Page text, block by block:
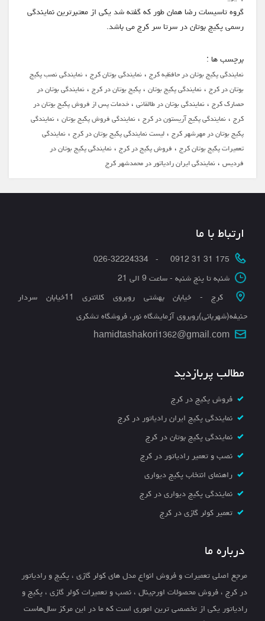
گروه تاسیسات رضا همان طور که گفته شد یکی از معتبرترین نمایندگی
رسمی پکیج بوتان در سرتا سر کرج می باشد.
برچسب ها :
نمایندگی پکیج بوتان در حافظیه کرج،نمایندگی بوتان کرج،نمایندگی نصب پکیج
بوتان در کرج،نمايندگي پكيج بوتان،پکیج بوتان در کرج،نمایندگی بوتان در
حصارک کرج،نمایندگی بوتان در طالقانی،خدمات پس از فروش پکیج بوتان در
کرج،نمایندگی پکیج آریستون در کرج،نمایندگی فروش پکیج بوتان،نمایندگی
پکیج بوتان در مهرشهر کرج،لیست نمایندگی پکیج بوتان در کرج،نمایندگی
تعمیرات پکیج بوتان کرج، فروش پکیج در کرج،نمایندگی پکیج بوتان در
فردیس،نمایندگی ایران رادیاتور در محمدشهر کرج
ارتباط با ما
175 31 31 0912 - 026-32224334
شنبه تا پنج شنبه - ساعت 9 الی 21
کرج - خیابان بهشتی روبروی کلانتری 11خیابان سردار
حنیفه(شهربانی)روبروی آزمایشگاه نور، فروشگاه تشکری
hamidtashakori1362@gmail.com
مطالب پربازدید
فروش پکیج در کرج
نمایندگی پکیج ایران رادیاتور در کرج
نمایندگی پکیج بوتان در کرج
نصب و تعمیر رادیاتور در کرج
راهنمای انتخاب پکیج دیواری
نمایندگی پکیج دیواری در کرج
تعمیر کولر گازی در کرج
درباره ما
مرجع اصلی تعمیرات و فروش انواع مدل های کولر گازی ، پکیج و رادیاتور
در کرج ، فروش محصولات اورجینال ، نصب و تعمیرات کولر گازی ، پکیج و
رادیاتور یکی از تخصصی ترین اموری است که ما در این مرکز سال‌هاست